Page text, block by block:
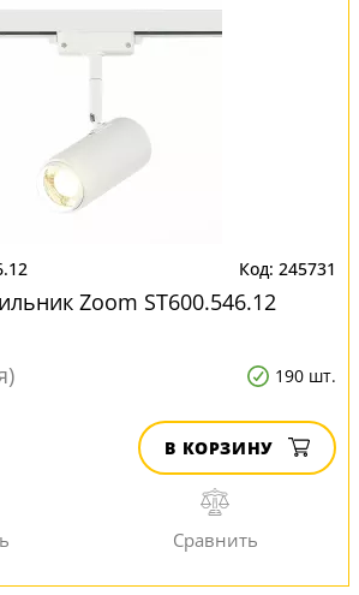
245731
Zoom ST600.546.12
190 шт.
В КОРЗИНУ